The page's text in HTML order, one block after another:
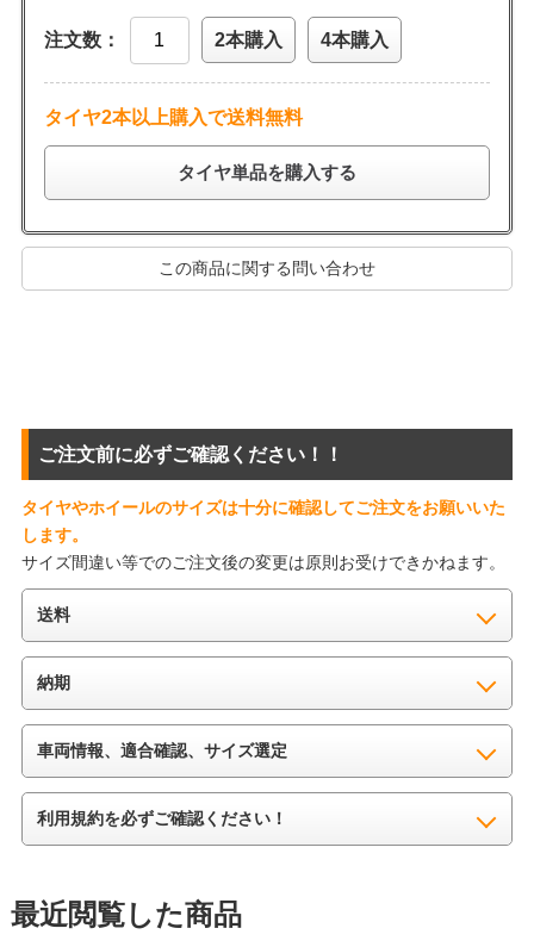
注文数： 2本購入 4本購入
タイヤ2本以上購入で送料無料
タイヤ単品を購入する
この商品に関する問い合わせ
ご注文前に必ずご確認ください！！
タイヤやホイールのサイズは十分に確認してご注文をお願いいた
します。
サイズ間違い等でのご注文後の変更は原則お受けできかねます。
送料
納期
車両情報、適合確認、サイズ選定
利用規約を必ずご確認ください！
最近閲覧した商品